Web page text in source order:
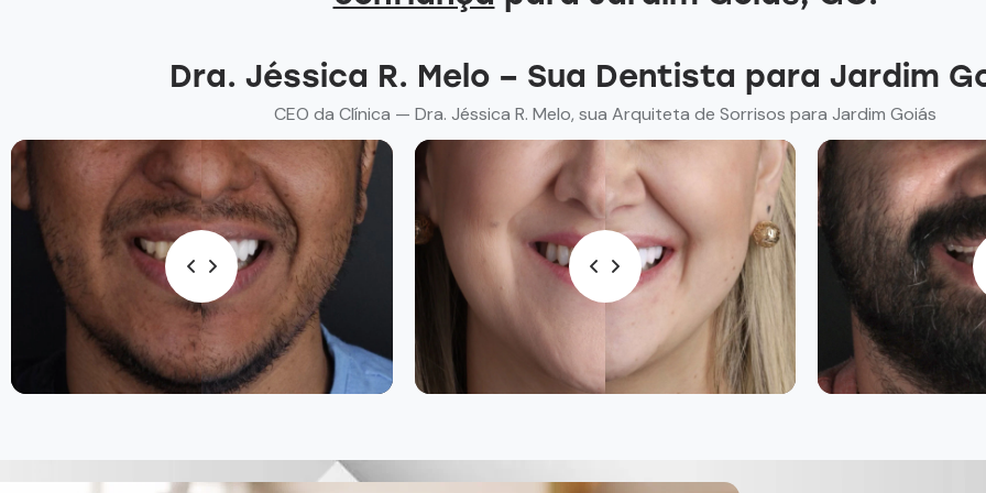
Dra. Jéssica R. Melo – Sua Dentista para Jardim
CEO da Clínica — Dra. Jéssica R. Melo, sua Arquiteta de Sorrisos para Jardim Goiás